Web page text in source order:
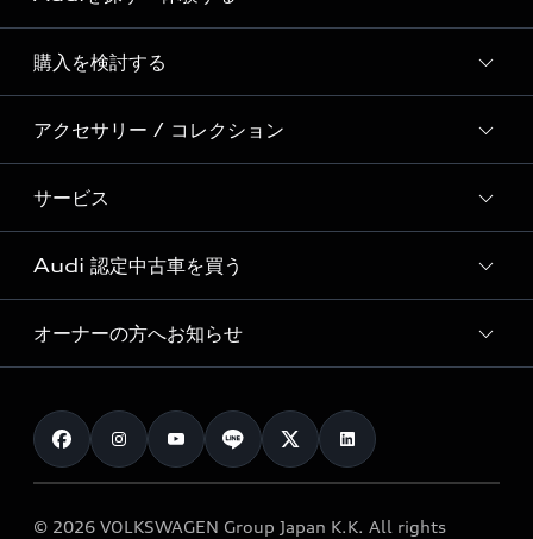
Story of Progress
Audi Sport
Formula 1®
デジタルサービス
ディーラー検索
新車在庫検索
試乗車・展示車検索
見積り依頼
試乗予約
購入を検討する
モデル一覧
特別仕様モデル / 限定モデル
e-tronラインアップ
価格シミュレーション
車両比較
カタログ一覧
アクセサリー / コレクション
純正アクセサリー
オンラインショップ
Audi collection
アウディナビアプリ
サービス
サービス入庫予約
サービスプログラム
メンテナンス
車検 / 定期点検
e-tronアフターサポート
Audi 認定中古車を買う
Audi認定中古車
クオリティ
保証
メンテナンス
オーナーの方へお知らせ
お知らせ
オーナー様向けキャンペーン
© 2026 VOLKSWAGEN Group Japan K.K. All rights